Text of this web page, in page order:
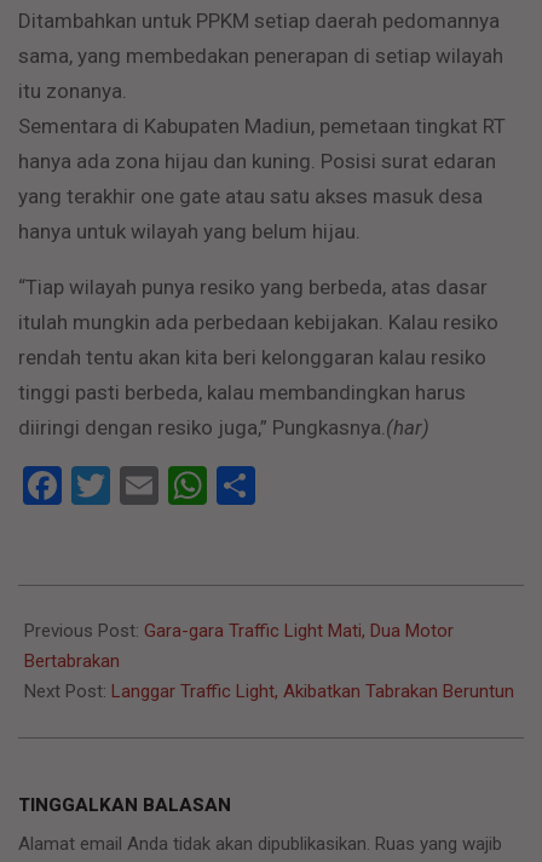
Ditambahkan untuk PPKM setiap daerah pedomannya
sama, yang membedakan penerapan di setiap wilayah
itu zonanya.
Sementara di Kabupaten Madiun, pemetaan tingkat RT
hanya ada zona hijau dan kuning. Posisi surat edaran
yang terakhir one gate atau satu akses masuk desa
hanya untuk wilayah yang belum hijau.
“Tiap wilayah punya resiko yang berbeda, atas dasar
itulah mungkin ada perbedaan kebijakan. Kalau resiko
rendah tentu akan kita beri kelonggaran kalau resiko
tinggi pasti berbeda, kalau membandingkan harus
diiringi dengan resiko juga,” Pungkasnya.(har)
Facebook
Twitter
EmailWhatsApp
03-
13
Previous Post: Gara-gara Traffic Light Mati, Dua Motor
Bertabrakan
Next Post: Langgar Traffic Light, Akibatkan Tabrakan Beruntun
TINGGALKAN BALASAN
Alamat email Anda tidak akan dipublikasikan. Ruas yang wajib